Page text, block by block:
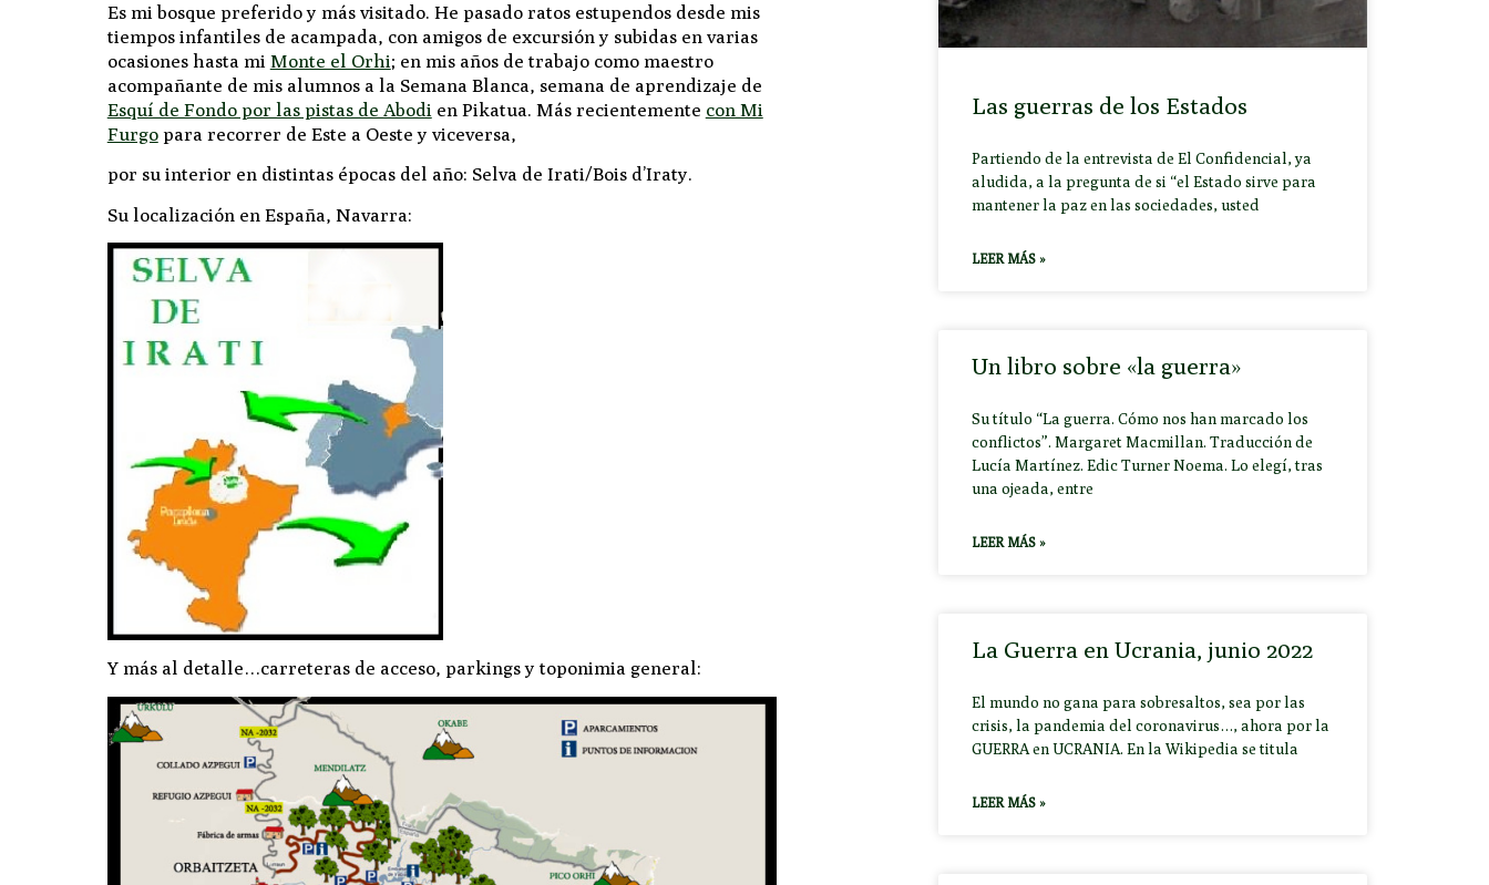
Es mi bosque preferido y más visitado. He pasado ratos estupendos desde mis
tiempos infantiles de acampada, con amigos de excursión y subidas en varias
ocasiones hasta mi Monte el Orhi; en mis años de trabajo como maestro
acompañante de mis alumnos a la Semana Blanca, semana de aprendizaje de
Esquí de Fondo por las pistas de Abodi en Pikatua. Más recientemente con Mi
Furgopara recorrer de Este a Oeste y viceversa,
por su interior en distintas épocas del año: Selva de Irati/Bois d’Iraty.
Su localización en España, Navarra:
Y más al detalle…carreteras de acceso, parkings y toponimia general:
Las guerras de los Estados
Partiendo de la entrevista de El Confidencial, ya
aludida, a la pregunta de si “el Estado sirve para
mantener la paz en las sociedades, usted
LEER MÁS »
Un libro sobre «la guerra»
Su título “La guerra. Cómo nos han marcado los
conflictos”. Margaret Macmillan. Traducción de
Lucía Martínez. Edic Turner Noema. Lo elegí, tras
una ojeada, entre
LEER MÁS »
La Guerra en Ucrania, junio 2022
El mundo no gana para sobresaltos, sea por las
crisis, la pandemia del coronavirus…, ahora por la
GUERRA en UCRANIA. En la Wikipedia se titula
LEER MÁS »